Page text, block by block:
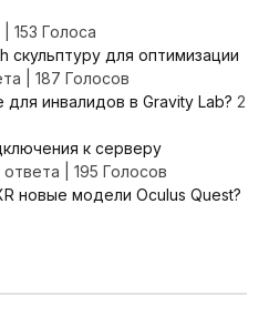
153 Голоса
скульптуру для оптимизации
187 Голосов
инвалидов в Gravity Lab? 2
к серверу
ответа
195 Голосов
новые модели Oculus Quest?